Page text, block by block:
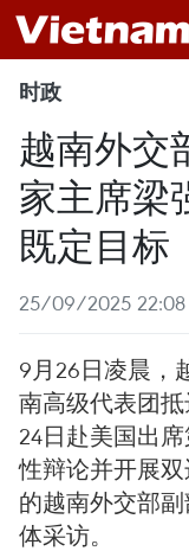
时政
越南外交
家主席梁
既定目标
25/09/2025 22:08
9月26日凌晨，
南高级代表团
24日赴美国出
性辩论并开展
的越南外交部
体采访。